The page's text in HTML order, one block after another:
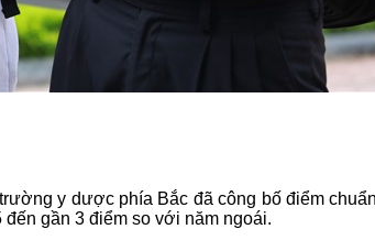
y dược phía Bắc đã công bố điểm
gần 3 điểm so với năm ngoái.